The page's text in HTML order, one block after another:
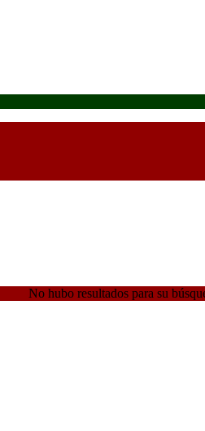
No hubo resultados para su